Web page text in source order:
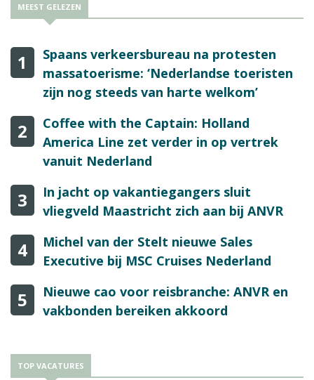
MEEST GELEZEN
1
Spaans verkeersbureau na protesten
massatoerisme: ‘Nederlandse toeristen
zijn nog steeds van harte welkom’
2
Coffee with the Captain: Holland
America Line zet verder in op vertrek
vanuit Nederland
3
In jacht op vakantiegangers sluit
vliegveld Maastricht zich aan bij ANVR
4
Michel van der Stelt nieuwe Sales
Executive bij MSC Cruises Nederland
5
Nieuwe cao voor reisbranche: ANVR en
vakbonden bereiken akkoord
TOP VACATURES